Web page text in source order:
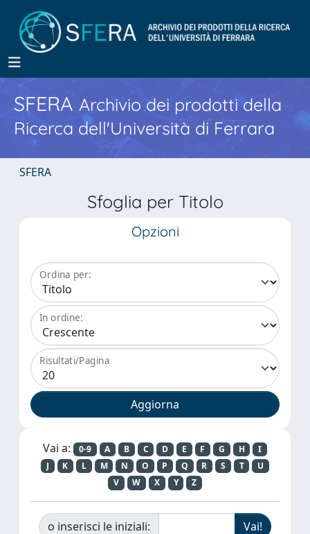
SFERA Archivio dei prodotti della
Ricerca dell'Università di Ferrara
SFERA
Sfoglia per Titolo
Opzioni
Ordina per:
In ordine:
Risultati/Pagina
Vai a: 0-9 A B C D E F G H
I
J
K L M N O P Q R S T
U
V
W X Y Z
o inserisci le iniziali: